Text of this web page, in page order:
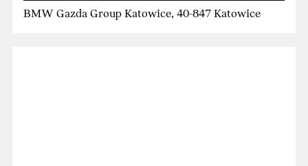
BMW Gazda Group Katowice, 40-847 Katowice